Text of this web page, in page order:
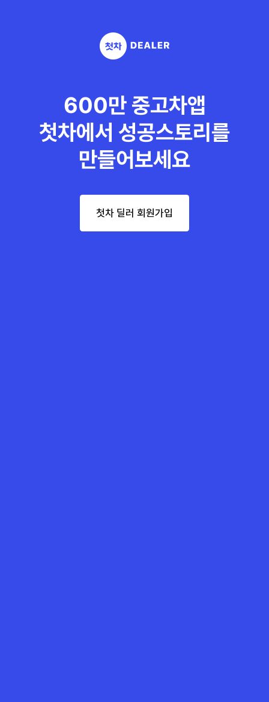
600만 중고차앱
첫차에서 성공스토리를
만들어보세요
첫차 딜러 회원가입